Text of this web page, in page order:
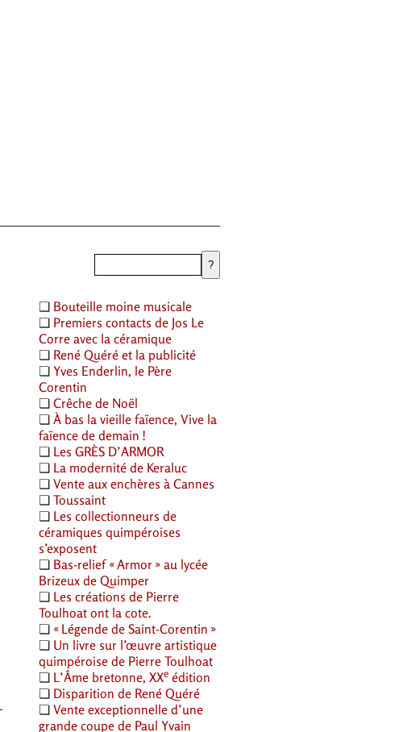
❏ Bouteille moine musicale
❏ Premiers contacts de Jos Le
Corre avec la céramique
❏ René Quéré et la publicité
❏ Yves Enderlin, le Père
Corentin
❏ Crêche de Noël
❏ À bas la vieille faïence, Vive la
faïence de demain !
❏ Les GRÈS D’ARMOR
❏ La modernité de Keraluc
❏ Vente aux enchères à Cannes
❏ Toussaint
❏ Les collectionneurs de
céramiques quimpéroises
s’exposent
❏ Bas-relief «Armor » au lycée
Brizeux de Quimper
❏ Les créations de Pierre
Toulhoat ont la cote.
❏ « Légende de Saint-Corentin »
❏ Un livre sur l’œuvre artistique
quimpéroise de Pierre Toulhoat
❏ L’Âme bretonne, XXe édition
❏ Disparition de René Quéré
❏ Vente exceptionnelle d’une
grande coupe de Paul Yvain